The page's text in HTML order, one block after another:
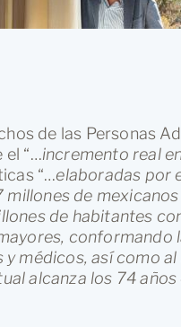
de las Personas
el “…incremento real
“…elaboradas por
de
de habitantes
conformando
médicos, así como al
alcanza los 74